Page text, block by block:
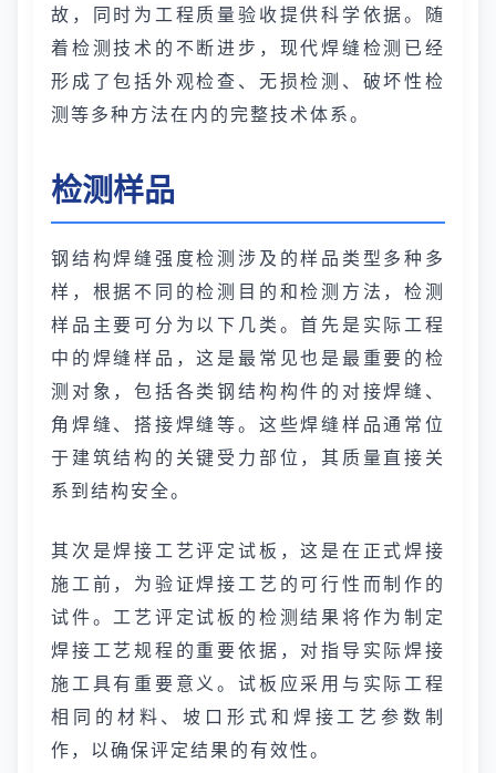
故，同时为工程质量验收提供科学依据。随
着检测技术的不断进步，现代焊缝检测已经
形成了包括外观检查、无损检测、破坏性检
测等多种方法在内的完整技术体系。
检测样品
钢结构焊缝强度检测涉及的样品类型多种多
样，根据不同的检测目的和检测方法，检测
样品主要可分为以下几类。首先是实际工程
中的焊缝样品，这是最常见也是最重要的检
测对象，包括各类钢结构构件的对接焊缝、
角焊缝、搭接焊缝等。这些焊缝样品通常位
于建筑结构的关键受力部位，其质量直接关
系到结构安全。
其次是焊接工艺评定试板，这是在正式焊接
施工前，为验证焊接工艺的可行性而制作的
试件。工艺评定试板的检测结果将作为制定
焊接工艺规程的重要依据，对指导实际焊接
施工具有重要意义。试板应采用与实际工程
相同的材料、坡口形式和焊接工艺参数制
作，以确保评定结果的有效性。